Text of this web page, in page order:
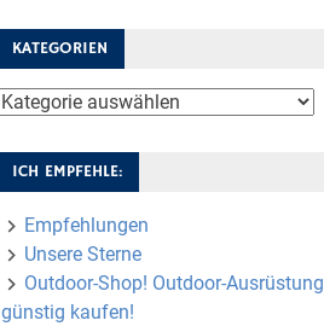
KATEGORIEN
Kategorien
ICH EMPFEHLE:
Empfehlungen
Unsere Sterne
Outdoor-Shop! Outdoor-Ausrüstung
günstig kaufen!